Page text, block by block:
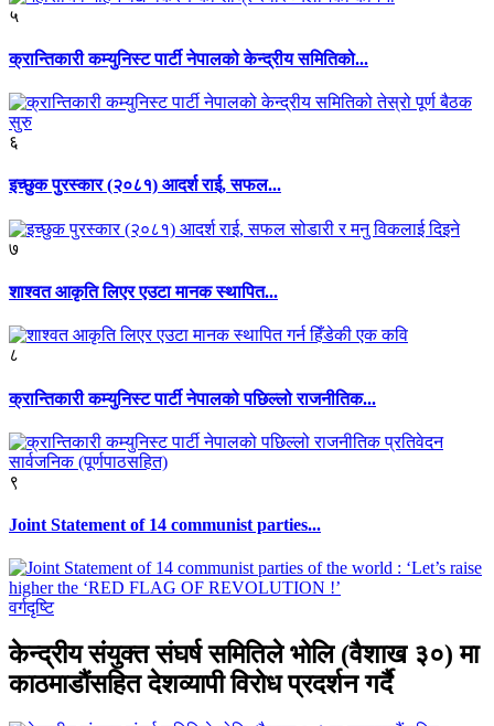
५
क्रान्तिकारी कम्युनिस्ट पार्टी नेपालको केन्द्रीय समितिको...
६
इच्छुक पुरस्कार (२०८१) आदर्श राई, सफल...
७
शाश्वत आकृति लिएर एउटा मानक स्थापित...
८
क्रान्तिकारी कम्युनिस्ट पार्टी नेपालको पछिल्लो राजनीतिक...
९
Joint Statement of 14 communist parties...
वर्गदृष्टि
केन्द्रीय संयुक्त संघर्ष समितिले भोलि (वैशाख ३०) मा
काठमाडौंसहित देशव्यापी विरोध प्रदर्शन गर्दै